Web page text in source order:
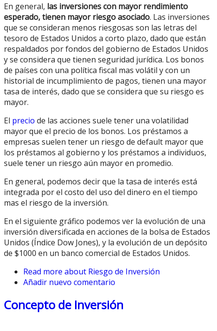
En general, las inversiones con mayor rendimiento
esperado, tienen mayor riesgo asociado. Las inversiones
que se consideran menos riesgosas son las letras del
tesoro de Estados Unidos a corto plazo, dado que están
respaldados por fondos del gobierno de Estados Unidos
y se considera que tienen seguridad jurídica. Los bonos
de países con una política fiscal mas volátil y con un
historial de incumplimiento de pagos, tienen una mayor
tasa de interés, dado que se considera que su riesgo es
mayor.
El precio de las acciones suele tener una volatilidad
mayor que el precio de los bonos. Los préstamos a
empresas suelen tener un riesgo de default mayor que
los préstamos al gobierno y los préstamos a individuos,
suele tener un riesgo aún mayor en promedio.
En general, podemos decir que la tasa de interés está
integrada por el costo del uso del dinero en el tiempo
mas el riesgo de la inversión.
En el siguiente gráfico podemos ver la evolución de una
inversión diversificada en acciones de la bolsa de Estados
Unidos (Índice Dow Jones), y la evolución de un depósito
de $1000 en un banco comercial de Estados Unidos.
Read more about Riesgo de Inversión
Añadir nuevo comentario
Concepto de Inversión